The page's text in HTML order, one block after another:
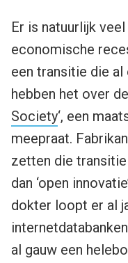
Er is natuurlijk
economische
een transitie die al
hebben het over de
Society‘, een
meepraat.
zetten die
dan ‘open
dokter loopt er al
al gauw een